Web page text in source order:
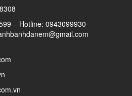
– Hotline: 0943099930